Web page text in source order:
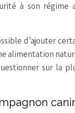
à son
d’ajouter
alimentation
sur la